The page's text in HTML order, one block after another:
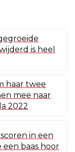
is heel
haar twee
mee naar
2022
in een
een baas hoor